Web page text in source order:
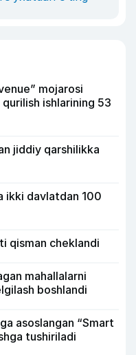
mojarosi
ishlarining 53
jiddiy qarshilikka
ikki davlatdan 100
qisman cheklandi
mahallalarni
boshlandi
asoslangan “Smart
tushiriladi